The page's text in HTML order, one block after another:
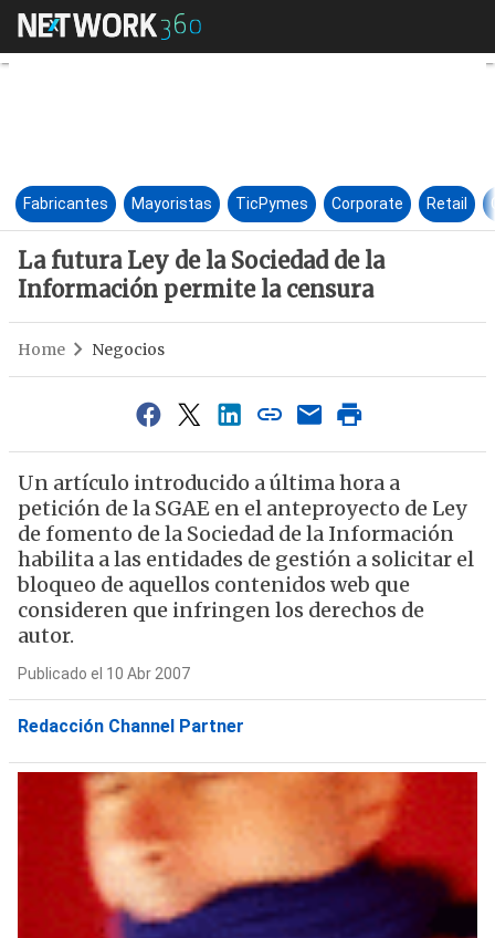
La futura Ley de la Sociedad
Fabricantes Mayoristas TicPymes Corporate Retail
La futura Ley de la Sociedad de la
Información permite la censura
Home Negocios
Un artículo introducido a última hora a
petición de la SGAE en el anteproyecto de Ley
de fomento de la Sociedad de la Información
habilita a las entidades de gestión a solicitar el
bloqueo de aquellos contenidos web que
consideren que infringen los derechos de
autor.
Publicado el 10 Abr 2007
Redacción Channel Partner